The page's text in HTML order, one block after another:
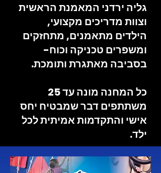
גליה ירדני המאמנת הראשית
וצוות מדריכים מקצועי,
הילדים מתאמנים, מתחזקים
ומשפרים טכניקה וכוח-
בסביבה מאתגרת ותומכת.
כל המחנה מונה עד 25
משתתפים דבר שמבטיח יחס
אישי והתקדמות אמיתית לכל
ילד.